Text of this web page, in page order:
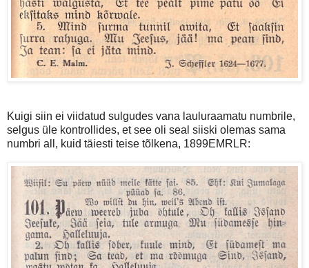
Kuigi siin ei viidatud sulgudes vana lauluraamatu numbrile,
selgus üle kontrollides, et see oli seal siiski olemas sama
numbri all, kuid täiesti teise tõlkena, 1899EMRLR: